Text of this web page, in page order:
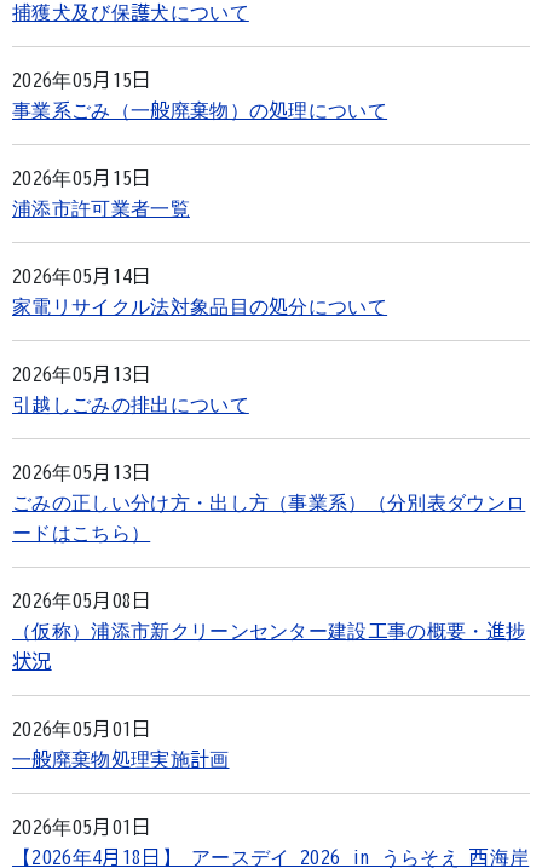
捕獲犬及び保護犬について
2026年05月15日
事業系ごみ（一般廃棄物）の処理について
2026年05月15日
浦添市許可業者一覧
2026年05月14日
家電リサイクル法対象品目の処分について
2026年05月13日
引越しごみの排出について
2026年05月13日
ごみの正しい分け方・出し方（事業系）（分別表ダウンロ
ードはこちら）
2026年05月08日
（仮称）浦添市新クリーンセンター建設工事の概要・進捗
状況
2026年05月01日
一般廃棄物処理実施計画
2026年05月01日
【2026年4月18日】 アースデイ 2026 in うらそえ 西海岸